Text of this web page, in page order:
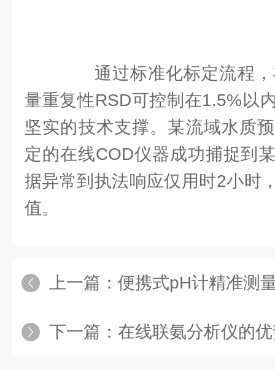
通过标准化标定流程，
量重复性RSD可控制在1.5%以
坚实的技术支撑。某流域水质
定的在线COD仪器成功捕捉到
据异常到执法响应仅用时2小时
值。
上一篇： 便携式pH计精准测量的“掌
下一篇： 在线联氨分析仪的